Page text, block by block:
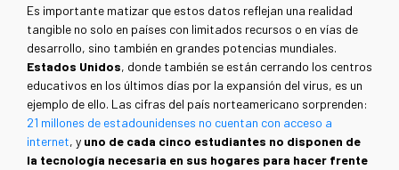
Es importante matizar que estos datos reflejan una realidad
tangible no solo en países con limitados recursos o en vías de
desarrollo, sino también en grandes potencias mundiales.
Estados Unidos, donde también se están cerrando los centros
educativos en los últimos días por la expansión del virus, es un
ejemplo de ello. Las cifras del país norteamericano sorprenden:
21 millones de estadounidenses no cuentan con acceso a
internet, y uno de cada cinco estudiantes no disponen de
la tecnología necesaria en sus hogares para hacer frente